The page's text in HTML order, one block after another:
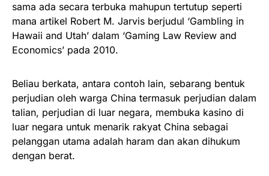
sama ada secara terbuka mahupun tertutup seperti
mana artikel Robert M. Jarvis berjudul ‘Gambling in
Hawaii and Utah’ dalam ‘Gaming Law Review and
Economics’ pada 2010.
Beliau berkata, antara contoh lain, sebarang bentuk
perjudian oleh warga China termasuk perjudian dalam
talian, perjudian di luar negara, membuka kasino di
luar negara untuk menarik rakyat China sebagai
pelanggan utama adalah haram dan akan dihukum
dengan berat.